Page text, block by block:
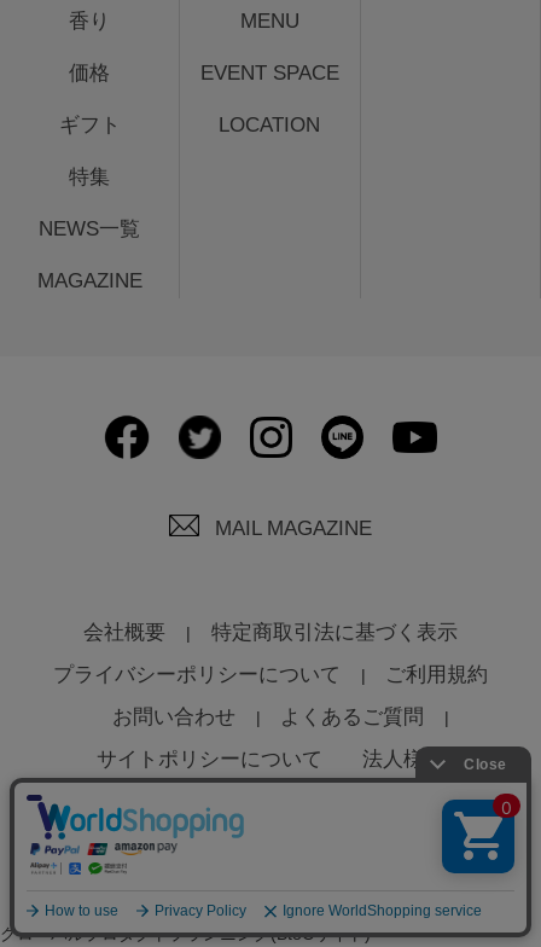
香り
価格
ギフト
特集
NEWS一覧
MAGAZINE
MENU
EVENT SPACE
LOCATION
MAIL MAGAZINE
会社概要
特定商取引法に基づく表示
プライバシーポリシーについて
ご利用規約
お問い合わせ
よくあるご質問
サイトポリシーについて
法人様へ
© Global Product Planning Co., Ltd
グローバルプロダクトプランニング(BtoCサイト)